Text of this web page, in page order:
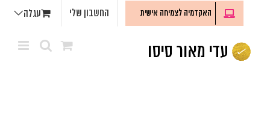
האקדמיה לצמיחה אישית החשבון שלי עגלה